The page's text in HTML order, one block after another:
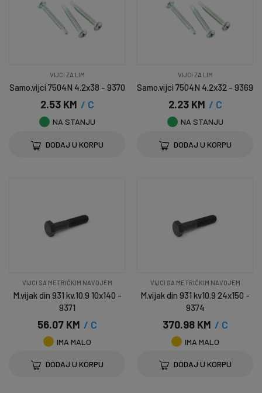
VIJCI ZA LIM
Samo.vijci 7504N 4.2x38 - 9370
2.53 KM / C
NA STANJU
DODAJ U KORPU
VIJCI ZA LIM
Samo.vijci 7504N 4.2x32 - 9369
2.23 KM / C
NA STANJU
DODAJ U KORPU
VIJCI SA METRIČKIM NAVOJEM
M.vijak din 931 kv.10.9 10x140 -
9371
56.07 KM / C
IMA MALO
DODAJ U KORPU
VIJCI SA METRIČKIM NAVOJEM
M.vijak din 931 kv10.9 24x150 -
9374
370.98 KM / C
IMA MALO
DODAJ U KORPU